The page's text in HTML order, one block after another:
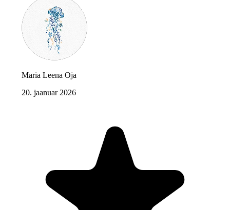
Maria Leena Oja
20. jaanuar 2026